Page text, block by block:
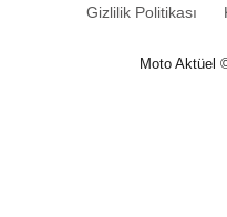
Gizlilik Politikası
Moto Aktüel